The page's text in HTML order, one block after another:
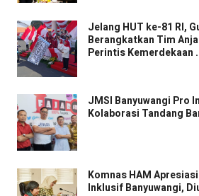
Jelang HUT ke-81 RI,
Berangkatkan Tim
Perintis Kemerdekaan
JMSI Banyuwangi Pro
Kolaborasi Tandang
Komnas HAM
Inklusif Banyuwangi,